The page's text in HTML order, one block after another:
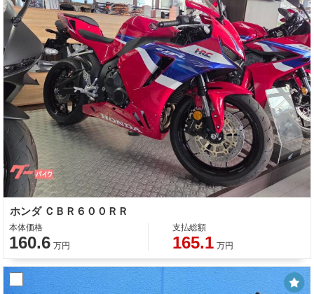
ホンダ ＣＢＲ６００ＲＲ
本体価格
160.6 万円
支払総額
165.1 万円